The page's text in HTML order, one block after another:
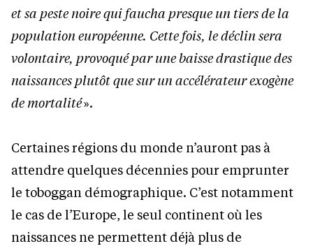
et sa peste noire qui faucha presque un tiers de la
population européenne. Cette fois, le déclin sera
volontaire, provoqué par une baisse drastique des
naissances plutôt que sur un accélérateur exogène
de mortalité».
Certaines régions du monde n’auront pas à
attendre quelques décennies pour emprunter
le toboggan démographique. C’est notamment
le cas de l’Europe, le seul continent où les
naissances ne permettent déjà plus de